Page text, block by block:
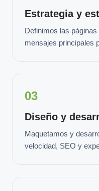
Estrategia y
Definimos las
mensajes principales
03
Diseño y
Maquetamos y
velocidad, SEO y